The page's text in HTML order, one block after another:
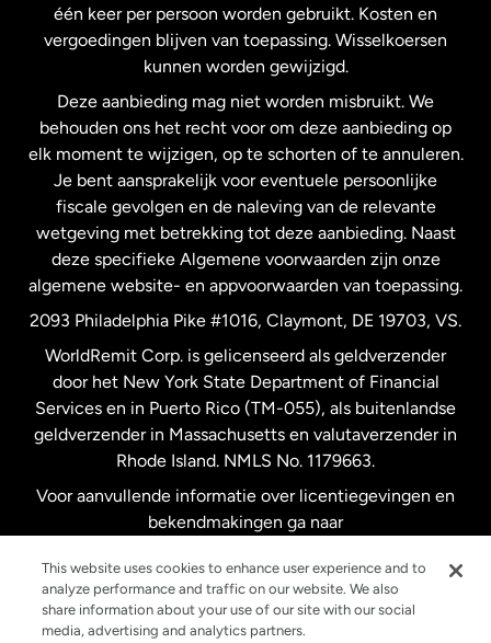
Nederland
Nieuw-Zeeland
Spanje
Verenigd Koninkrijk
Verenigde Staten English
Verenigde Staten Español
Zweden
één keer per persoon worden gebruikt. Kosten en
vergoedingen blijven van toepassing. Wisselkoersen
kunnen worden gewijzigd.
Deze aanbieding mag niet worden misbruikt. We
behouden ons het recht voor om deze aanbieding op
elk moment te wijzigen, op te schorten of te annuleren.
Je bent aansprakelijk voor eventuele persoonlijke
fiscale gevolgen en de naleving van de relevante
wetgeving met betrekking tot deze aanbieding. Naast
deze specifieke Algemene voorwaarden zijn onze
algemene website- en appvoorwaarden van toepassing.
2093 Philadelphia Pike #1016, Claymont, DE 19703, VS.
WorldRemit Corp. is gelicenseerd als geldverzender
door het New York State Department of Financial
Services en in Puerto Rico (TM-055), als buitenlandse
geldverzender in Massachusetts en valutaverzender in
Rhode Island. NMLS No. 1179663.
Voor aanvullende informatie over licentiegevingen en
bekendmakingen ga naar
This website uses cookies to enhance user experience and to
analyze performance and traffic on our website. We also
share information about your use of our site with our social
media, advertising and analytics partners.